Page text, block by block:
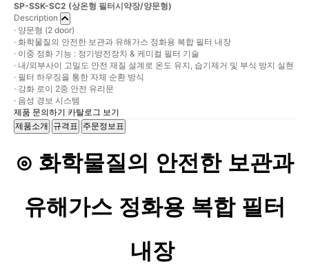
SP-SSK-SC2 (상온형 필터시약장/양문형)
Description
· 양문형 (2 door)
· 화학물질의 안전한 보관과 유해가스 정화용 복합 필터 내장
· 이중 정화 기능 : 정기방전장치 & 케미컬 필터 기술
· 내/외부사이 고밀도 안전 재질 설계로 온도 유지, 습기제거 및 부식 방지 실현
· 필터 하우징을 통한 자체 순환 방식
· 강화 로이 2중 안전 유리문
· 음성 경보 시스템
제품 문의하기 카탈로그 보기
제품소개 규격표 주문정보표
⊙ 화학물질의 안전한 보관과
유해가스 정화용 복합 필터
내장